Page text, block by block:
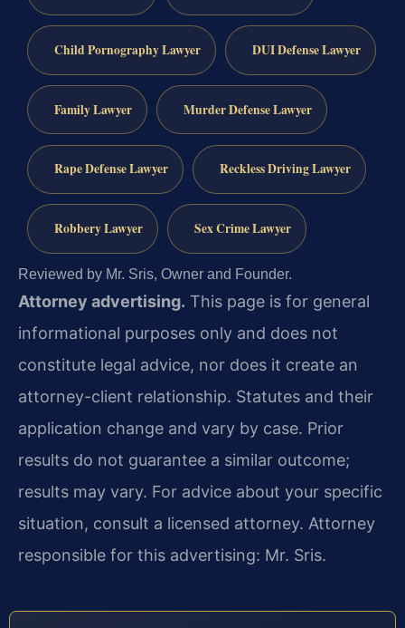
Child Pornography Lawyer DUI Defense Lawyer
Family Lawyer Murder Defense Lawyer
Rape Defense Lawyer Reckless Driving Lawyer
Robbery Lawyer Sex Crime Lawyer
Reviewed by Mr. Sris, Owner and Founder.
Attorney advertising. This page is for general
informational purposes only and does not
constitute legal advice, nor does it create an
attorney-client relationship. Statutes and their
application change and vary by case. Prior
results do not guarantee a similar outcome;
results may vary. For advice about your specific
situation, consult a licensed attorney. Attorney
responsible for this advertising: Mr. Sris.